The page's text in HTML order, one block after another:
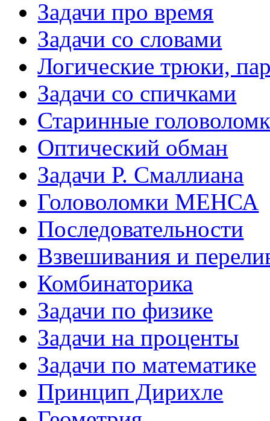
Задачи про время
Задачи со словами
Логические трюки,
Задачи со спичками
Старинные
Оптический обман
Задачи Р. Смаллиана
Головоломки МЕНСА
Последовательности
Взвешивания и
Комбинаторика
Задачи по физике
Задачи на проценты
Задачи по математике
Принцип Дирихле